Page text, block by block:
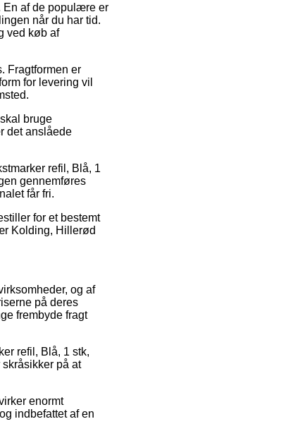
En af de populære er
når du har tid.
ved køb af
Fragtformen er
for levering vil
bruge
det anslåede
refil, Blå, 1
gennemføres
får fri.
for et bestemt
Kolding, Hillerød
og af
på deres
frembyde fragt
refil, Blå, 1 stk,
på at
enormt
indbefattet af en